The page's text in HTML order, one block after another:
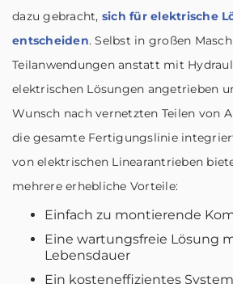
dazu gebracht, sich für elektrische
entscheiden. Selbst in großen
Teilanwendungen anstatt mit
elektrischen Lösungen angetrieben
Wunsch nach vernetzten Teilen von
die gesamte Fertigungslinie
von elektrischen Linearantrieben
mehrere erhebliche Vorteile:
Einfach zu montierende
Eine wartungsfreie Lösung
Lebensdauer
Ein kosteneffizientes